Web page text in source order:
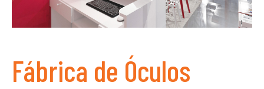
Fábrica de Óculos